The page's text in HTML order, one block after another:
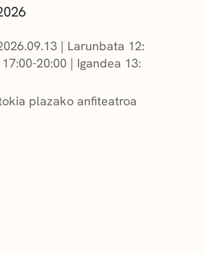
| Larunbata 12:
20:00 | Igandea 13:
plazako anfiteatroa